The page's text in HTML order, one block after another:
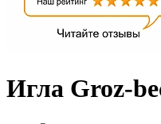
Игла Groz-